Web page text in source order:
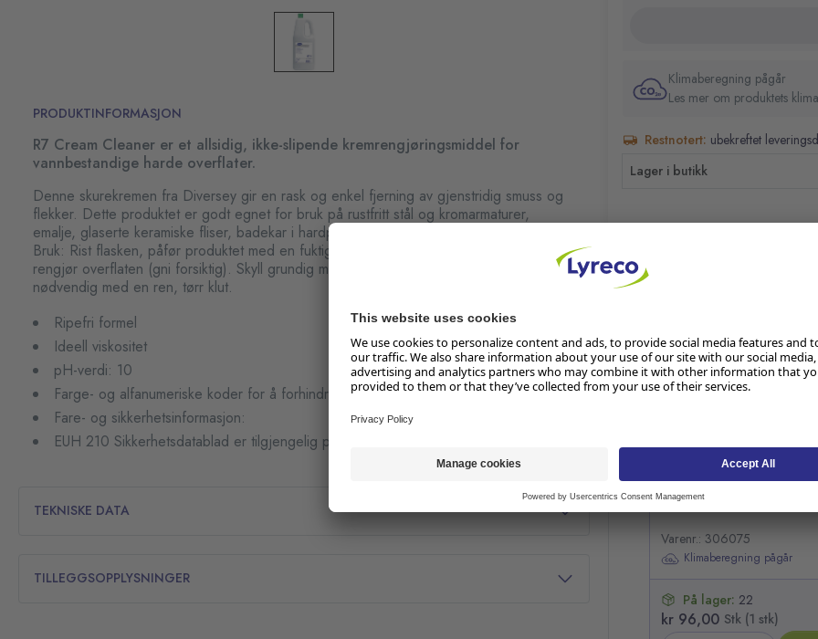
PRODUKTINFORMASJON
R7 Cream Cleaner er et allsidig, ikke-slipende kremrengjøringsmiddel for
vannbestandige harde overflater.
Denne skurekremen fra Diversey gir en rask og enkel fjerning av gjenstridig smuss og
flekker. Dette produktet er godt egnet for bruk på rustfritt stål og kromarmaturer,
emalje, glaserte keramiske fliser, badekar i hardplast ol.
Bruk: Rist flasken, påfør produktet med en fuktig klut eller ikke-slipende svamp/pad og
rengjør overflaten (gni forsiktig). Skyll grundig med friskt vann og tørk tørt. Poler om
nødvendig med en ren, tørr klut.
Ripefri formel
Ideell viskositet
pH-verdi: 10
Farge- og alfanumeriske koder for å forhindre feil bruk
Fare- og sikkerhetsinformasjon:
EUH 210 Sikkerhetsdatablad er tilgjengelig på anmodning
TEKNISKE DATA
TILLEGGSOPPLYSNINGER
Klimaberegning pågår
Les mer om produktets
Restnotert: ubekreftet
Lager i butikk
RELATERTE PRODUKTER
Skurekrem R7 Pur-Eco
Varenr.: 306075
Klimaberegning pågår
På lager: 22
kr 96,00 Stk (1 stk)